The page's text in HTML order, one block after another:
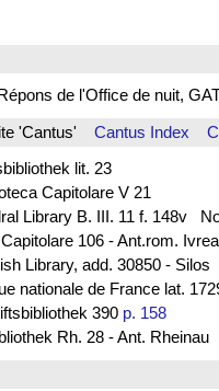
de l'Office de nuit,
'Cantus' Cantus Index
lit. 23
Capitolare V 21
Library B. III. 11 f. 148v
106 - Ant.rom.
Library, add. 30850 - Silos
nationale de France lat.
390 p. 158
Rh. 28 - Ant. Rheinau